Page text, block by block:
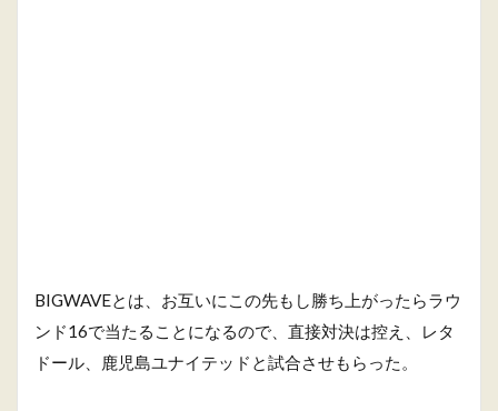
BIGWAVEとは、お互いにこの先もし勝ち上がったらラウ
ンド16で当たることになるので、直接対決は控え、レタ
ドール、鹿児島ユナイテッドと試合させもらった。